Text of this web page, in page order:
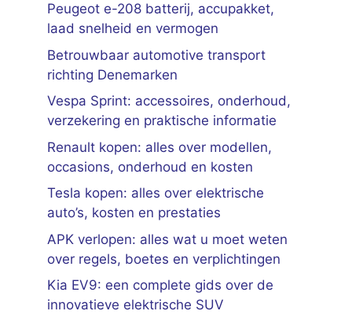
Peugeot e-208 batterij, accupakket,
laad snelheid en vermogen
Betrouwbaar automotive transport
richting Denemarken
Vespa Sprint: accessoires, onderhoud,
verzekering en praktische informatie
Renault kopen: alles over modellen,
occasions, onderhoud en kosten
Tesla kopen: alles over elektrische
auto’s, kosten en prestaties
APK verlopen: alles wat u moet weten
over regels, boetes en verplichtingen
Kia EV9: een complete gids over de
innovatieve elektrische SUV